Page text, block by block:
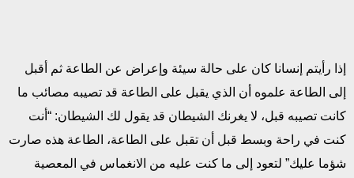
إذا رأيتم إنسانا كان على حالة سيئة وإعراض عن الطاعة ثم أقبل
إلى الطاعة علموه أن الذي يقبل على الطاعة قد تصيبه مصائب ما
كانت تصيبه قبل، لا يغرنك الشيطان قد يقول لك الشيطان: “أنت
كنت في راحة وبسط قبل أن تقبل على الطاعة، الطاعة هذه صارت
شؤما عليك” لتعود إلى ما كنت عليه من الانغماس في المعصية